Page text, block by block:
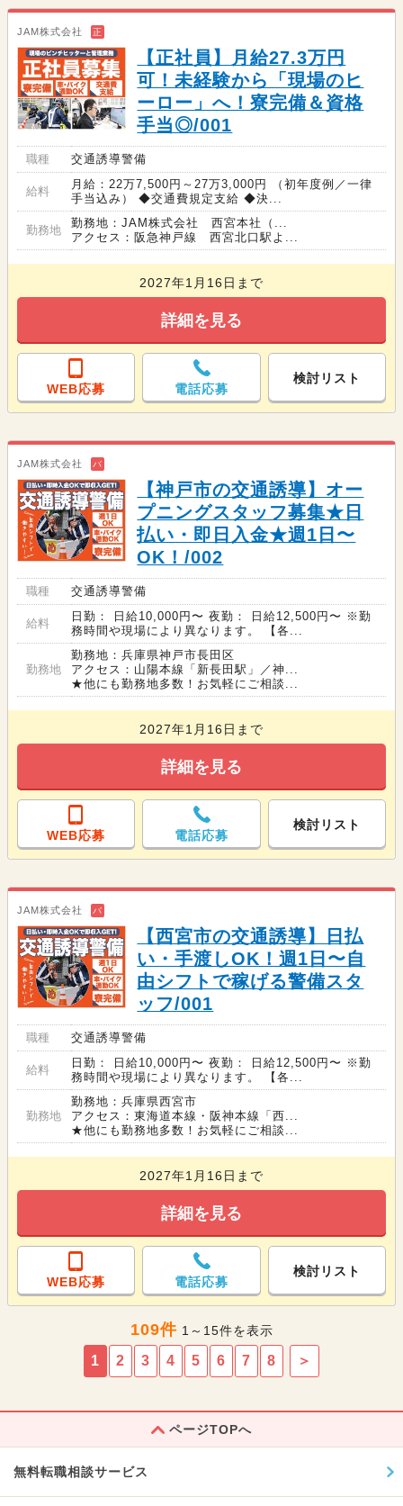
JAM株式会社 正
【正社員】月給27.3万円
可！未経験から「現場のヒ
ーロー」へ！寮完備＆資格
手当◎/001
職種 交通誘導警備
給料
月給：22万7,500円～27万3,000円 （初年度例／一律
手当込み） ◆交通費規定支給 ◆決...
勤務地
勤務地：JAM株式会社 西宮本社（...
アクセス：阪急神戸線 西宮北口駅よ...
2027年1月16日まで
詳細を見る
WEB応募 電話応募
検討リスト
JAM株式会社 バ
【神戸市の交通誘導】オー
プニングスタッフ募集★日
払い・即日入金★週1日〜
OK！/002
職種 交通誘導警備
給料
日勤： 日給10,000円〜 夜勤： 日給12,500円〜 ※勤
務時間や現場により異なります。 【各...
勤務地
勤務地：兵庫県神戸市長田区
アクセス：山陽本線「新長田駅」／神...
★他にも勤務地多数！お気軽にご相談...
2027年1月16日まで
詳細を見る
WEB応募 電話応募
検討リスト
JAM株式会社 バ
【西宮市の交通誘導】日払
い・手渡しOK！週1日〜自
由シフトで稼げる警備スタ
ッフ/001
職種 交通誘導警備
給料
日勤： 日給10,000円〜 夜勤： 日給12,500円〜 ※勤
務時間や現場により異なります。 【各...
勤務地
勤務地：兵庫県西宮市
アクセス：東海道本線・阪神本線「西...
★他にも勤務地多数！お気軽にご相談...
2027年1月16日まで
詳細を見る
WEB応募 電話応募
検討リスト
109件1～15件を表示
1 2 3 4 5 6 7 8 ＞
ページTOPへ
無料転職相談サービス